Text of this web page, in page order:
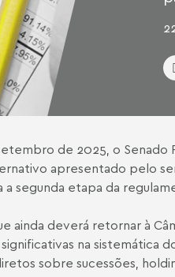
de 2025, o Senado
apresentado pelo
a segunda etapa da
ainda deverá retornar à
na sistemática
sobre sucessões,